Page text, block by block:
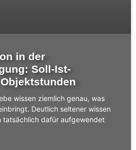
in der
Soll-Ist-
wissen ziemlich genau, was
Deutlich seltener wissen
tatsächlich dafür aufgewendet